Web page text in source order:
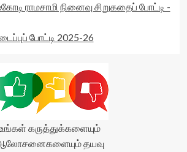
ராமசாமி நினைவு சிறுகதைப் போட்டி -
போட்டி 2025-26
உங்கள் கருத்துக்களையும்
தயவு